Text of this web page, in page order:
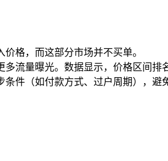
格，而这部分市场并不买单。
流量曝光。数据显示，价格区间排
件（如付款方式、过户周期），避